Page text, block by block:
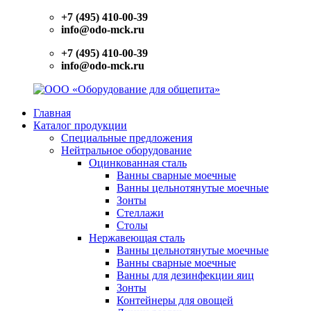
+7 (495) 410-00-39
info@odo-mck.ru
+7 (495) 410-00-39
info@odo-mck.ru
ООО
«Оборудование
Изготовление
нейтрального
оборудования.
электромеханического
Главная
Каталог продукции
Специальные предложения
Нейтральное оборудование
Оцинкованная сталь
Ванны сварные моечные
Ванны цельнотянутые моечные
Зонты
Стеллажи
Столы
Нержавеющая сталь
Ванны цельнотянутые моечные
Ванны сварные моечные
Ванны для дезинфекции яиц
Зонты
Контейнеры для овощей